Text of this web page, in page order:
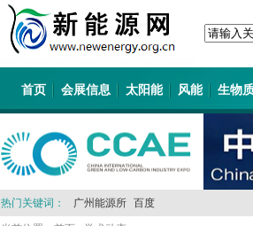
首页 会展信息 太阳能 风能 生物
热门关键词： 广州能源所 百度